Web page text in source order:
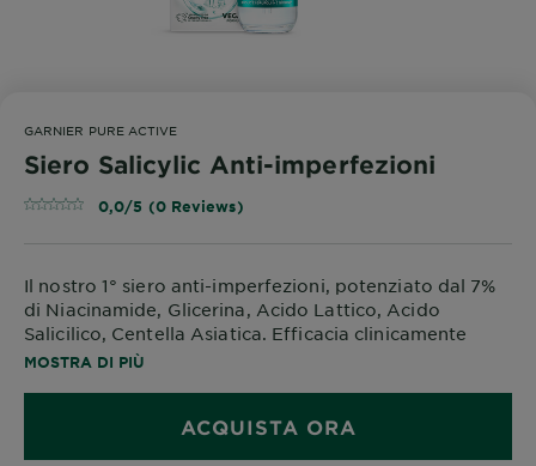
GARNIER PURE ACTIVE
Siero Salicylic Anti-imperfezioni
0,0/5 (0 Reviews)
Il nostro 1° siero anti-imperfezioni, potenziato dal 7%
di Niacinamide, Glicerina, Acido Lattico, Acido
Salicilico, Centella Asiatica. Efficacia clinicamente
provata: riduce delicatamente le imperfezioni in 7
MOSTRA DI PIÙ
ACQUISTA ORA